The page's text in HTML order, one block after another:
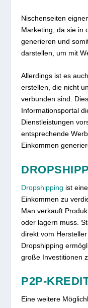
Nischenseiten
Marketing, da sie in
generieren und
darstellen, um mit
Allerdings ist es
erstellen, die nicht
verbunden sind.
Informationsportal
Dienstleistungen
entsprechende
Einkommen
Dropshipping ist
Einkommen zu
Man verkauft
oder lagern muss.
direkt vom
Dropshipping
große Investitionen
P2P-
Eine weitere